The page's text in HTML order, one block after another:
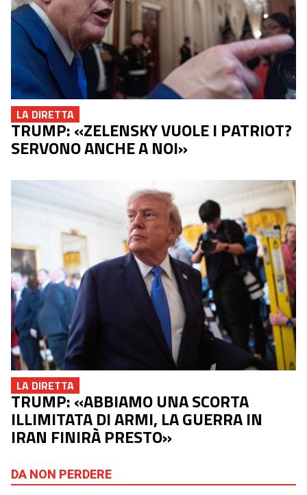
LA DIRETTA
TRUMP: «ZELENSKY VUOLE I PATRIOT?
SERVONO ANCHE A NOI»
LA DIRETTA
TRUMP: «ABBIAMO UNA SCORTA
ILLIMITATA DI ARMI, LA GUERRA IN
IRAN FINIRÀ PRESTO»
DA NON PERDERE